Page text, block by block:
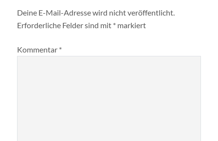
Deine E-Mail-Adresse wird nicht veröffentlicht.
Erforderliche Felder sind mit * markiert
Kommentar *